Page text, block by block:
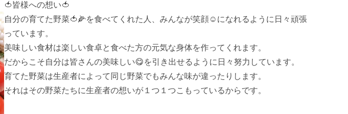
🍅皆様への想い🍅
自分の育てた野菜🍅🌽を食べてくれた人、みんなが笑顔☺になれるように日々頑張
っています。
美味しい食材は楽しい食卓と食べた方の元気な身体を作ってくれます。
だからこそ自分は皆さんの美味しい😋を引き出せるように日々努力しています。
育てた野菜は生産者によって同じ野菜でもみんな味が違ったりします。
それはその野菜たちに生産者の想いが１つ１つこもっているからです。